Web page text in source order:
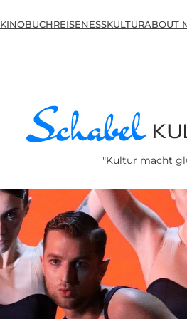
KINOBUCHREISENESSKULTURABOUT
"Kultur macht